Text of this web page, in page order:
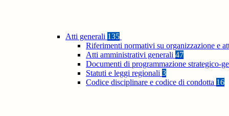
Atti generali 135
Riferimenti normativi su organizzazione e
Atti amministrativi generali 47
Documenti di programmazione strategico-
Statuti e leggi regionali 3
Codice disciplinare e codice di condotta 16